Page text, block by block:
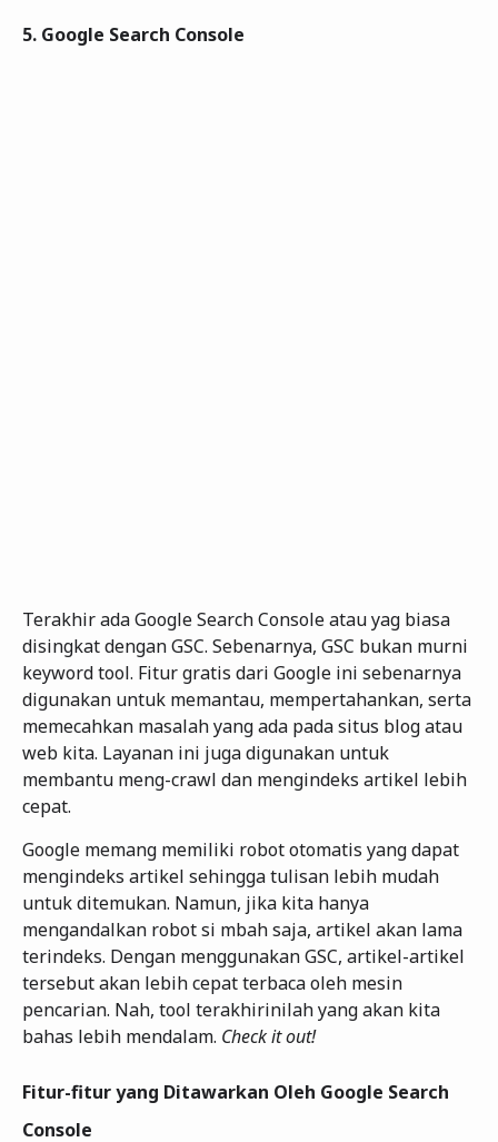
5. Google Search Console
Terakhir ada Google Search Console atau yag biasa
disingkat dengan GSC. Sebenarnya, GSC bukan murni
keyword tool. Fitur gratis dari Google ini sebenarnya
digunakan untuk memantau, mempertahankan, serta
memecahkan masalah yang ada pada situs blog atau
web kita. Layanan ini juga digunakan untuk
membantu meng-crawl dan mengindeks artikel lebih
cepat.
Google memang memiliki robot otomatis yang dapat
mengindeks artikel sehingga tulisan lebih mudah
untuk ditemukan. Namun, jika kita hanya
mengandalkan robot si mbah saja, artikel akan lama
terindeks. Dengan menggunakan GSC, artikel-artikel
tersebut akan lebih cepat terbaca oleh mesin
pencarian. Nah, tool terakhirinilah yang akan kita
bahas lebih mendalam. Check it out!
Fitur-fitur yang Ditawarkan Oleh Google Search
Console